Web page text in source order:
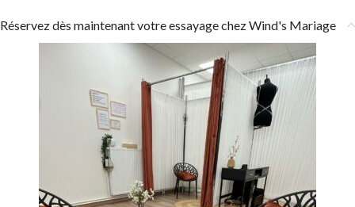
Réservez dès maintenant votre essayage chez Wind's Mariage